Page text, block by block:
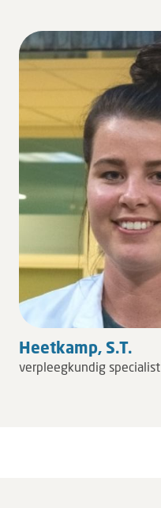
Heetkamp, S.T.
verpleegkundig specialist